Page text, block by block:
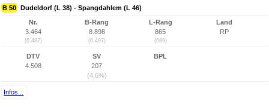
B 50 Dudeldorf (L 38) - Spangdahlem (L 46)
Nr.
3.464
(6.487)
B-Rang
8.898
(6.497)
L-Rang
865
(689)
Land
RP
DTV
4.508
SV
207
(4,6%)
BPL
Infos...